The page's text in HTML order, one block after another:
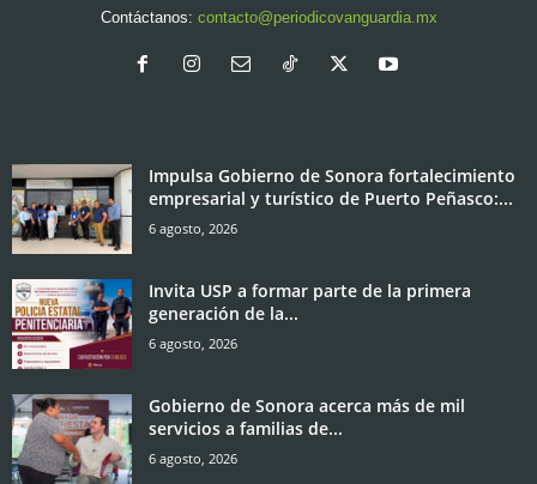
Contáctanos: contacto@periodicovanguardia.mx
Impulsa Gobierno de Sonora fortalecimiento
empresarial y turístico de Puerto Peñasco:...
6 agosto, 2026
Invita USP a formar parte de la primera
generación de la...
6 agosto, 2026
Gobierno de Sonora acerca más de mil
servicios a familias de...
6 agosto, 2026